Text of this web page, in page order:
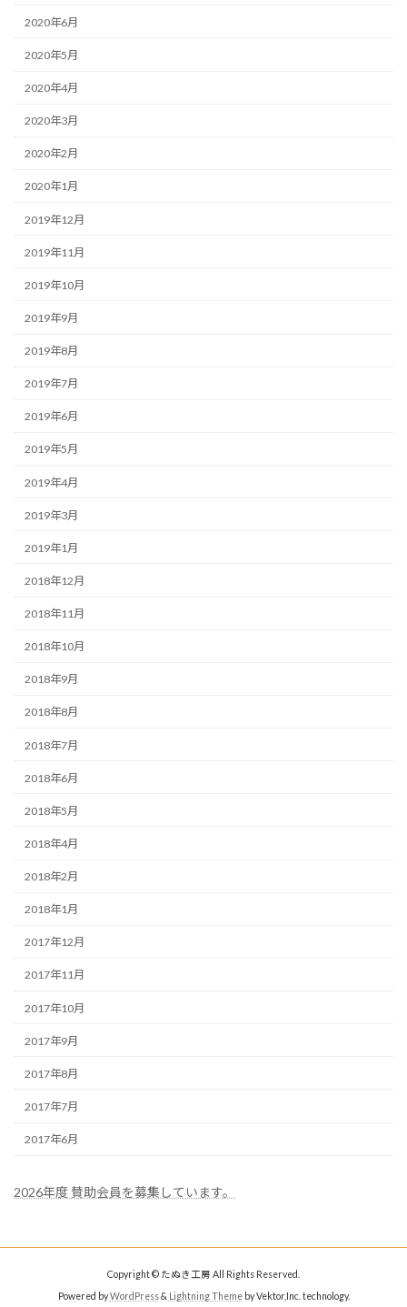
2020年6月
2020年5月
2020年4月
2020年3月
2020年2月
2020年1月
2019年12月
2019年11月
2019年10月
2019年9月
2019年8月
2019年7月
2019年6月
2019年5月
2019年4月
2019年3月
2019年1月
2018年12月
2018年11月
2018年10月
2018年9月
2018年8月
2018年7月
2018年6月
2018年5月
2018年4月
2018年2月
2018年1月
2017年12月
2017年11月
2017年10月
2017年9月
2017年8月
2017年7月
2017年6月
2026年度 賛助会員を募集しています。
Copyright © たぬき工房 All Rights Reserved.
Powered byWordPress& Lightning Themeby Vektor,Inc. technology.